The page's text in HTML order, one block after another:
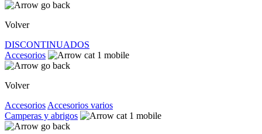
Volver
DISCONTINUADOS
Accesorios
Volver
Accesorios Accesorios varios
Camperas y abrigos